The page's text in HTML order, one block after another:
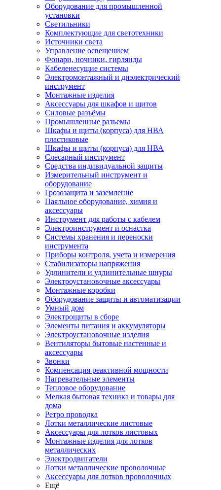
Оборудование для промышленной
установки
Светильники
Комплектующие для светотехники
Источники света
Управление освещением
Фонари, ночники, гирлянды
Кабеленесущие системы
Электромонтажный и диэлектрический
инструмент
Монтажные изделия
Аксессуары для шкафов и щитов
Силовые разъёмы
Промышленные разъемы
Шкафы и щиты (корпуса) для НВА
пластиковые
Шкафы и щиты (корпуса) для НВА
Слесарный инструмент
Средства индивидуальной защиты
Измерительный инструмент и
оборудование
Грозозащита и заземление
Паяльное оборудование, химия и
аксессуары
Инструмент для работы с кабелем
Электроинструмент и оснастка
Системы хранения и переноски
инструмента
Приборы контроля, учета и измерения
Стабилизаторы напряжения
Удлинители и удлинительные шнуры
Электроустановочные аксессуары
Монтажные коробки
Оборудование защиты и автоматизации
Умный дом
Электрощиты в сборе
Элементы питания и аккумуляторы
Электроустановочные изделия
Вентиляторы бытовые настенные и
аксессуары
Звонки
Компенсация реактивной мощности
Нагревательные элементы
Тепловое оборудование
Мелкая бытовая техника и товары для
дома
Ретро проводка
Лотки металлические листовые
Аксессуары для лотков листовых
Монтажные изделия для лотков
металлических
Электродвигатели
Лотки металлические проволочные
Аксессуары для лотков проволочных
Ещё